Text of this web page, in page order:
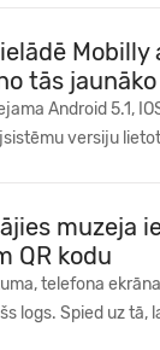
Mobilly
tās
Android 5.1,
versiju
muzeja
QR kodu
telefona
logs. Spied uz tā,